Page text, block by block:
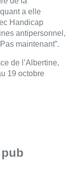
a elle
Handicap
antipersonnel,
maintenant”.
de l’Albertine,
19 octobre